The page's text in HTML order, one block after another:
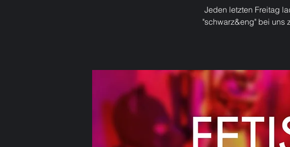
Jeden letzten Freitag
"schwarz&eng" bei uns